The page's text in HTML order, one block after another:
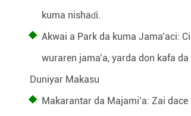
kuma nishaɗi.
Akwai a Park da kuma Jama’aci:
wuraren jama’a, yarda don kafa
Duniyar Makasu
Makarantar da Majami’a: Zai